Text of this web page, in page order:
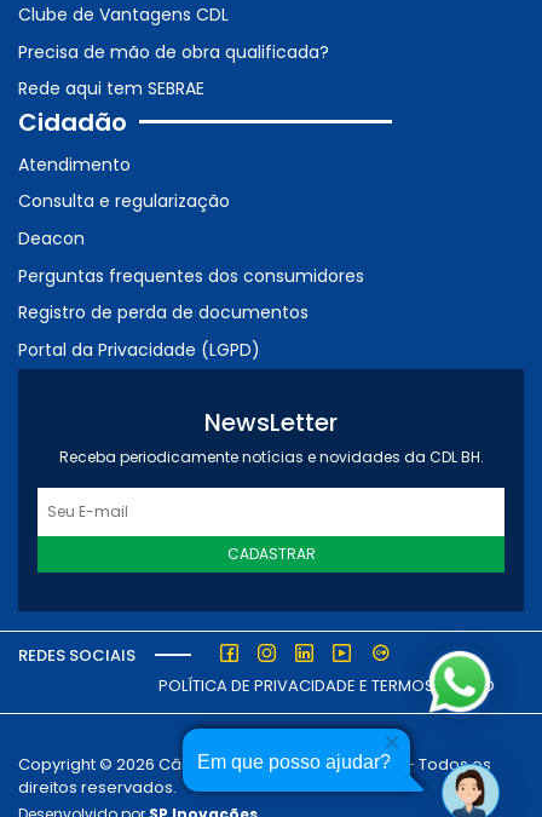
Em que posso ajudar?
Clube de Vantagens CDL
Precisa de mão de obra qualificada?
Rede aqui tem SEBRAE
Cidadão
Atendimento
Consulta e regularização
Deacon
Perguntas frequentes dos consumidores
Registro de perda de documentos
Portal da Privacidade (LGPD)
NewsLetter
Receba periodicamente notícias e novidades da CDL BH.
CADASTRAR
REDES SOCIAIS
POLÍTICA DE PRIVACIDADE E TERMOS DE USO
Copyright © 2026 Câmara dos Dirigentes Lojistas - Todos os
direitos reservados.